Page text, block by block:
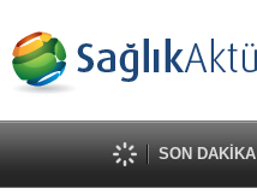
SON DAKİKA